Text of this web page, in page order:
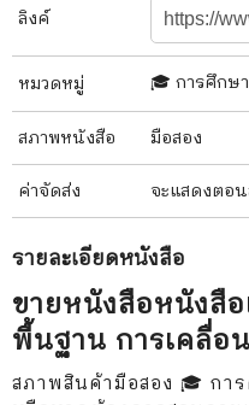
ลิงค์
หมวดหมู่ 🎓 การศึกษา
สภาพหนังสือ มือสอง
ค่าจัดส่ง จะแสดงตอ
รายละเอียดหนังสือ
ขายหนังสือหนังสือ
พื้นฐาน การเคลื่อ
สภาพสินค้ามือสอง 🎓 กา